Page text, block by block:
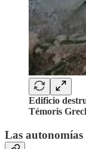
Edificio
Témoris
Las